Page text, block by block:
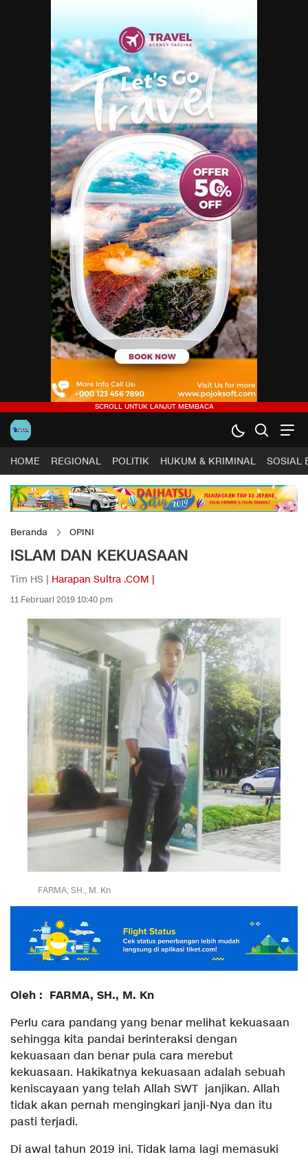
HOME REGIONAL POLITIK HUKUM & KRIMINAL SOSIAL
Beranda OPINI
ISLAM DAN KEKUASAAN
Tim HS | Harapan Sultra .COM |
11 Februari 2019 10:40 pm
FARMA, SH., M. Kn
Oleh : FARMA, SH., M. Kn
Perlu cara pandang yang benar melihat kekuasaan
sehingga kita pandai berinteraksi dengan
kekuasaan dan benar pula cara merebut
kekuasaan. Hakikatnya kekuasaan adalah sebuah
keniscayaan yang telah Allah SWT janjikan. Allah
tidak akan pernah mengingkari janji-Nya dan itu
pasti terjadi.
Di awal tahun 2019 ini. Tidak lama lagi memasuki